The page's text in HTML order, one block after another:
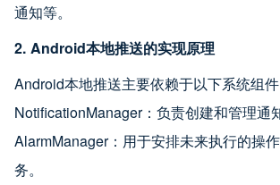
通知等。
2. Android本地推送的实现原理
Android本地推送主要依赖于以下系统组件
NotificationManager：负责创建和管理通知
AlarmManager：用于安排未来执行的操
务。